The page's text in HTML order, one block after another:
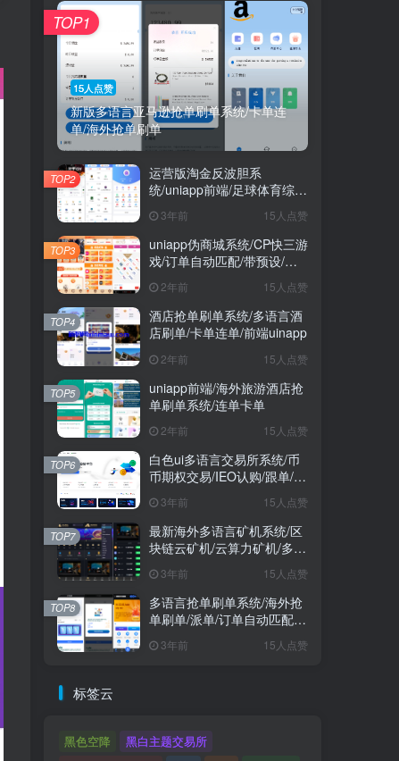
15人点赞
新版多语言亚马逊抢单刷单系统/卡单连
单/海外抢单刷单
TOP1
运营版淘金反波胆系
统/uniapp前端/足球体育综合
娱乐系统/全自动采集
3年前 15人点赞
TOP2
uniapp伪商城系统/CP快三游
戏/订单自动匹配/带预设/代
理后台
2年前 15人点赞
TOP3
酒店抢单刷单系统/多语言酒
店刷单/卡单连单/前端uinapp
2年前 15人点赞
TOP4
uniapp前端/海外旅游酒店抢
单刷单系统/连单卡单
2年前 15人点赞
TOP5
白色ui多语言交易所系统/币
币期权交易/IEO认购/跟单/锁
3年前 15人点赞
TOP6
最新海外多语言矿机系统/区
块链云矿机/云算力矿机/多级
3年前 15人点赞
TOP7
多语言抢单刷单系统/海外抢
单刷单/派单/订单自动匹配/
3年前 15人点赞
TOP8
标签云
黑色空降
黑白主题交易所